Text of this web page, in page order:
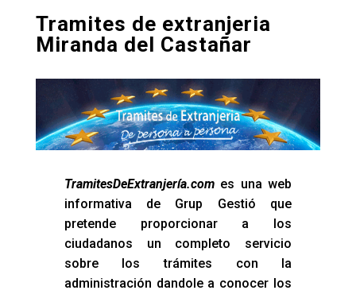
Tramites de extranjeria
Miranda del Castañar
TramitesDeExtranjería.comes una web
informativa de Grup Gestió que
pretende proporcionar a los
ciudadanos un completo servicio
sobre los trámites con la
administración dandole a conocer los